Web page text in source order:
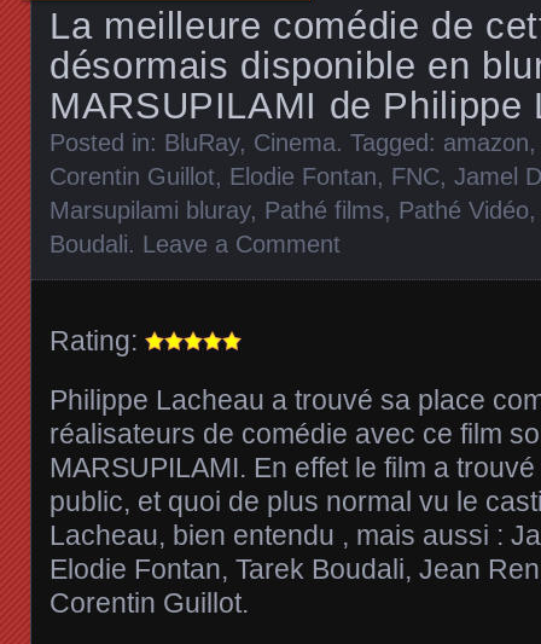
La meilleure comédie de
désormais disponible en
MARSUPILAMI de Philippe
Posted in: BluRay, Cinema. Tagged: amazon,
Corentin Guillot, Elodie Fontan, FNC, Jamel
Marsupilami bluray, Pathé films, Pathé Vidéo
Boudali. Leave a Comment
Rating:
Philippe Lacheau a trouvé sa place
réalisateurs de comédie avec ce film
MARSUPILAMI. En effet le film a
public, et quoi de plus normal vu le
Lacheau, bien entendu , mais aussi :
Elodie Fontan, Tarek Boudali, Jean
Corentin Guillot.